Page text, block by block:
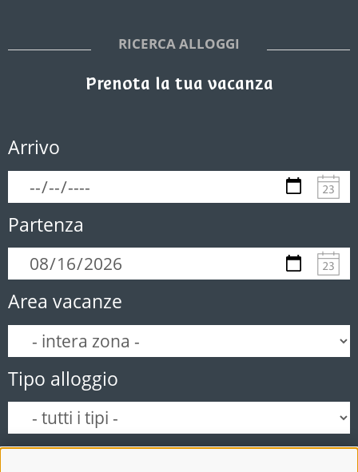
RICERCA ALLOGGI
Prenota la tua vacanza
Arrivo
Partenza
Area vacanze
Tipo alloggio